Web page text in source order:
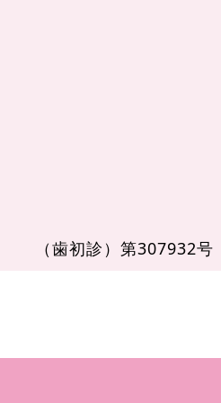
（歯初診）第307932号